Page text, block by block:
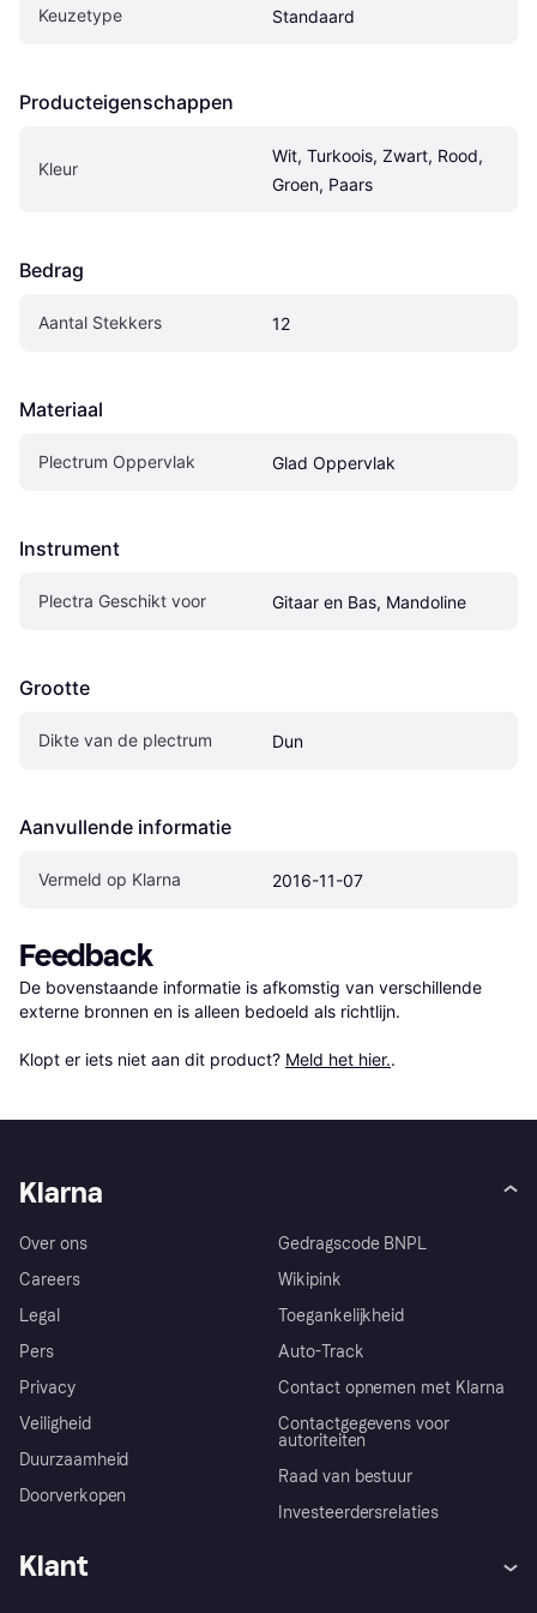
Keuzetype Standaard
Producteigenschappen
Kleur
Wit, Turkoois, Zwart, Rood,
Groen, Paars
Bedrag
Aantal Stekkers 12
Materiaal
Plectrum Oppervlak Glad Oppervlak
Instrument
Plectra Geschikt voor Gitaar en Bas, Mandoline
Grootte
Dikte van de plectrum Dun
Aanvullende informatie
Vermeld op Klarna 2016-11-07
Feedback
De bovenstaande informatie is afkomstig van verschillende
externe bronnen en is alleen bedoeld als richtlijn.
Klopt er iets niet aan dit product? Meld het hier..
Klarna
Over ons
Careers
Legal
Pers
Privacy
Veiligheid
Duurzaamheid
Doorverkopen
Gedragscode BNPL
Wikipink
Toegankelijkheid
Auto-Track
Contact opnemen met Klarna
Contactgegevens voor
autoriteiten
Raad van bestuur
Investeerdersrelaties
Klant